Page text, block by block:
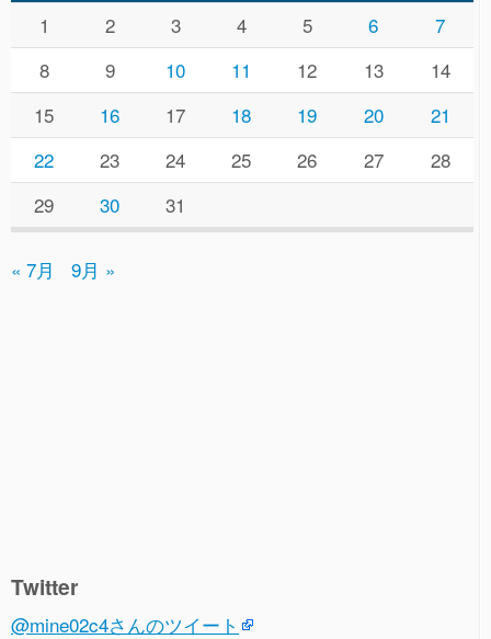
1 2 3 4 5 6
7
8
9 10 11 12 13
14
15
16 17 18 19 20
21
22
23 24 25 26 27
28
29
30 31
« 7月 9月 »
Twitter
@mine02c4さんのツイート